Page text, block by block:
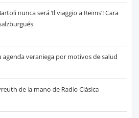
nunca será ‘Il viaggio a Reims’! Cara
agenda veraniega por motivos de salud
de la mano de Radio Clásica